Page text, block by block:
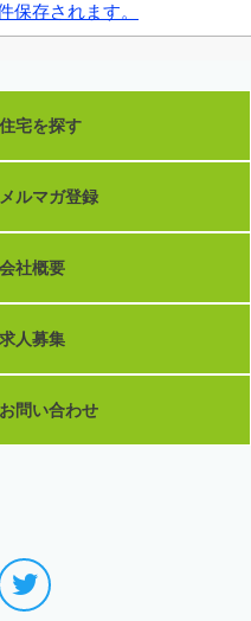
保存されます。
住宅を探す
メルマガ登録
会社概要
求人募集
お問い合わせ